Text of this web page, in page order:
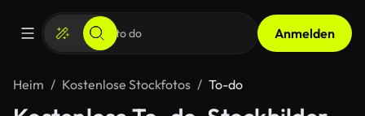
Anmelden
Heim Kostenlose Stockfotos To-do